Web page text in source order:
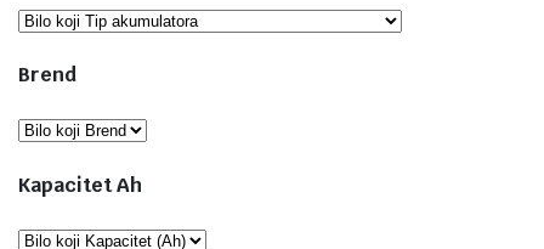
Brend
Kapacitet Ah